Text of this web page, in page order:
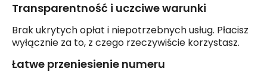
Transparentność i uczciwe warunki
Brak ukrytych opłat i niepotrzebnych usług. Płacisz
wyłącznie za to, z czego rzeczywiście korzystasz.
Łatwe przeniesienie numeru